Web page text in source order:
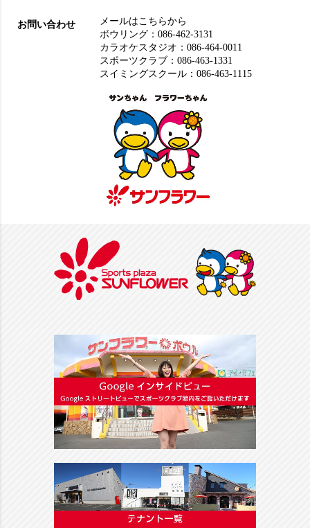
お問い合わせ
メールはこちらから
ボウリング：086-462-3131
カラオケスタジオ：086-464-0011
スポーツクラブ：086-463-1331
スイミングスクール：086-463-1115